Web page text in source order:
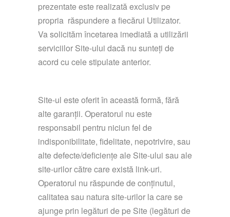
prezentate este realizată exclusiv pe
propria răspundere a fiecărui Utilizator.
Va solicităm încetarea imediată a utilizării
serviciilor Site-ului dacă nu sunteți de
acord cu cele stipulate anterior.
Site-ul este oferit în această formă, fără
alte garanții. Operatorul nu este
responsabil pentru niciun fel de
indisponibilitate, fidelitate, nepotrivire, sau
alte defecte/deficiențe ale Site-ului sau ale
site-urilor către care există link-uri.
Operatorul nu răspunde de conținutul,
calitatea sau natura site-urilor la care se
ajunge prin legături de pe Site (legături de